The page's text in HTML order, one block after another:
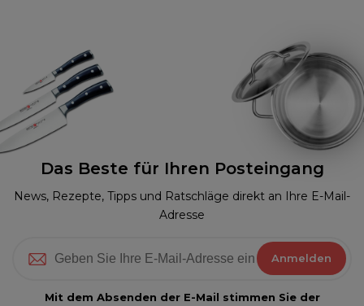
Das Beste für Ihren Posteingang
News, Rezepte, Tipps und Ratschläge direkt an Ihre E-Mail-
Adresse
Anmelden
Mit dem Absenden der E-Mail stimmen Sie der